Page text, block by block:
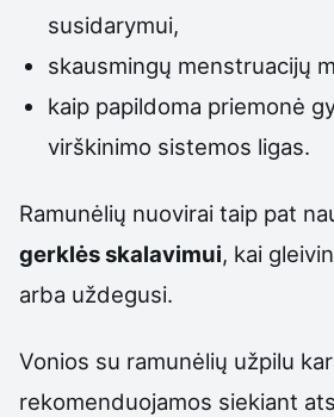
susidarymui,
skausmingų menstruacijų
kaip papildoma priemonė
virškinimo sistemos ligas.
Ramunėlių nuovirai taip pat
gerklės skalavimui, kai
arba uždegusi.
Vonios su ramunėlių užpilu
rekomenduojamos siekiant